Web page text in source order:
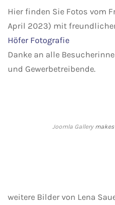
Hier finden Sie Fotos vom
April 2023) mit
Höfer Fotografie
Danke an alle
und Gewerbetreibende.
Joomla Gallerymakes
weitere Bilder von Lena